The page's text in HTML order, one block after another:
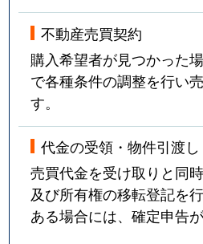
不動産売買契約
購入希望者が見つかった
で各種条件の調整を行い
す。
代金の受領・物件引渡し
売買代金を受け取りと同
及び所有権の移転登記を
ある場合には、確定申告